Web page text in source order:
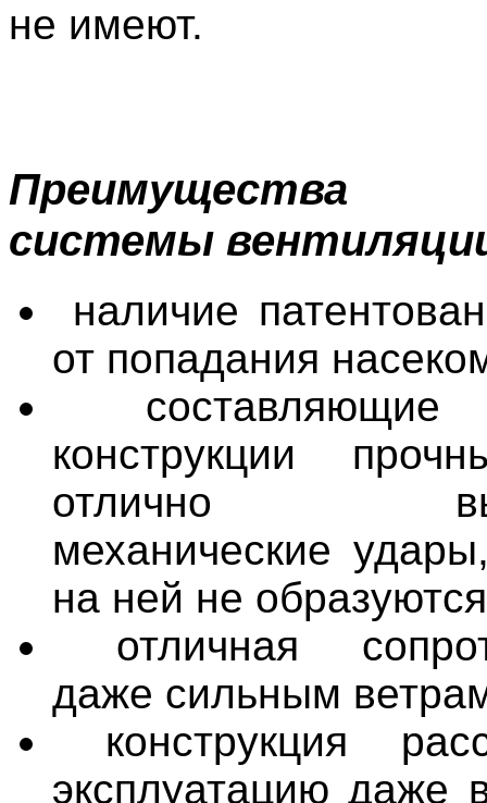
не имеют.
Преимущества
системы
наличие
от попадания
конструкции
отлично
механические
на ней не
отличная
даже сильным
конструкция
эксплуатацию даже